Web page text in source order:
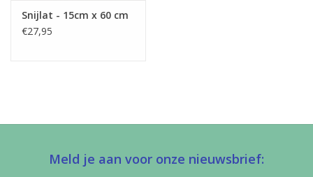
Snijlat - 15cm x 60 cm
€27,95
Meld je aan voor onze nieuwsbrief: